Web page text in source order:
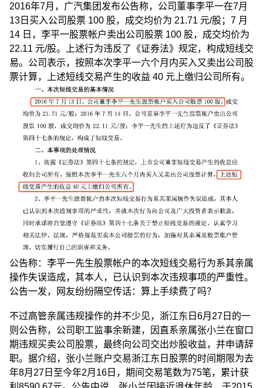
2016年7月，广汽集团发布公告称，公司董事李平一在7月
13日买入公司股票 100 股，成交均价为 21.71 元/股；7 月
14 日，李平一股票帐户卖出公司股票 100 股，成交均价为
22.11 元/股。上述行为违反了《证券法》规定，构成短线交
易。公司表示，按照本次李平一六个月内买入又卖出公司股
票计算，上述短线交易产生的收益 40 元上缴归公司所有。
公告称：李平一先生股票帐户的本次短线交易行为系其亲属
操作失误造成，其本人，已认识到本次违规事项的严重性。
公告一发，网友纷纷隔空传话：算上手续费了吗？
不过高管亲属违规操作的并不少见，浙江东日6月27日的一
则公告称，公司职工监事余新建，因直系亲属张小兰在窗口
期违规买卖公司股票，最终向公司交出炒股收益，并申请辞
职。据介绍，张小兰账户交易浙江东日股票的时间期限为去
年8月27日至今年2月16日，期间交易笔数为75笔，累计获